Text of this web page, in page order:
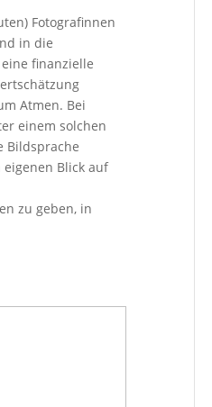
Fotografinnen
in die
finanzielle
Atmen. Bei
einem solchen
Bildsprache
Blick auf
zu geben, in